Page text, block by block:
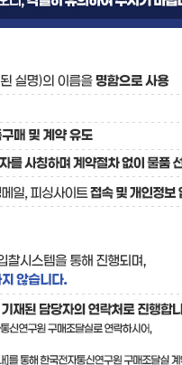
기술사업화플랫폼/기
기술예고 중